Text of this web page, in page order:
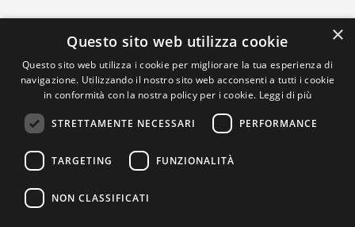
×
Questo sito web utilizza cookie
Questo sito web utilizza i cookie per migliorare la tua esperienza di
navigazione. Utilizzando il nostro sito web acconsenti a tutti i cookie
in conformità con la nostra policy per i cookie. Leggi di più
STRETTAMENTE NECESSARI PERFORMANCE
TARGETING FUNZIONALITÀ
NON CLASSIFICATI